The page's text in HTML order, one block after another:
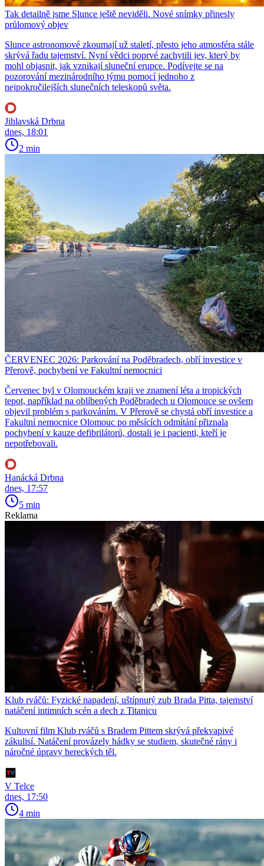
Tak detailně jsme Slunce ještě neviděli. Nové snímky přinesly
průlomový objev
Slunce astronomové zkoumají už staletí, přesto jeho atmosféra stále
skrývá řadu tajemství. Nyní vědci poprvé zachytili jev, který by
mohl objasnit, jak vznikají sluneční erupce. Podívejte se na
pozorování mezinárodního týmu pomocí jednoho z
nejpokročilejších slunečních teleskopů světa.
Jihlavská Drbna
dnes, 18:01
2 min
ČERVENEC 2026: Parkování na Poděbradech, obří investice v
Přerově, pochybení ve Fakultní nemocnici
Červenec byl v Olomouckém kraji ve znamení léta a tropických
tepot, například na oblíbených Poděbradech u Olomouce se ovšem
objevil problém s parkováním. V Přerově se chystá obří investice a
Fakultní nemocnice Olomouc po měsících odmítání přiznala
pochybení v kauze defibrilátorů, dostali je i pacienti, kteří je
nepotřebovali.
Hanácká Drbna
dnes, 17:57
5 min
Reklama
Klub rváčů: Fyzické napadení, uštípnutý zub Brada Pitta, tajemství
natáčení intimních scén a dech z Titanicu
Kultovní film Klub rváčů s Bradem Pittem skrývá překvapivé
zákulisí. Natáčení provázely hádky se studiem, skutečné rány i
náročné úpravy hereckých těl.
V Telce
dnes, 17:50
4 min